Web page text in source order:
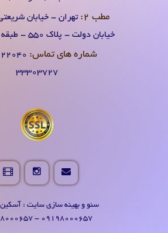
مطب 2:
تهران - خیابان
خیابان دولت - پلاک 550 - طبقه 1 - واحد 2
شماره های تماس:
۳۳۳۰۳۷۲۷
سئو و بهینه سازی سایت :
09198000657 - 09128000657